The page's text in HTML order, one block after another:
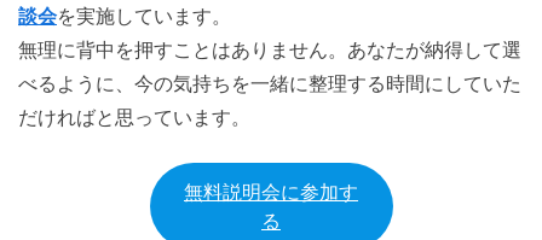
談会を実施しています。
無理に背中を押すことはありません。あなたが納得して選
べるように、今の気持ちを一緒に整理する時間にしていた
だければと思っています。
無料説明会に参加す
る